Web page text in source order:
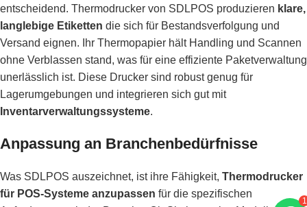
entscheidend. Thermodrucker von SDLPOS produzieren klare,
langlebige Etiketten die sich für Bestandsverfolgung und
Versand eignen. Ihr Thermopapier hält Handling und Scannen
ohne Verblassen stand, was für eine effiziente Paketverwaltung
unerlässlich ist. Diese Drucker sind robust genug für
Lagerumgebungen und integrieren sich gut mit
Inventarverwaltungssysteme.
Anpassung an Branchenbedürfnisse
Was SDLPOS auszeichnet, ist ihre Fähigkeit, Thermodrucker
für POS-Systeme anzupassen für die spezifischen
1